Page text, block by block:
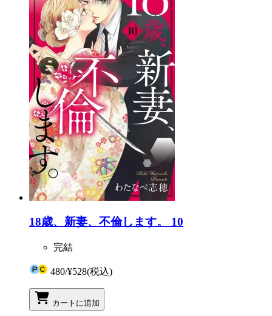
18歳、新妻、不倫します。 10
完結
480/¥528(税込)
カートに追加